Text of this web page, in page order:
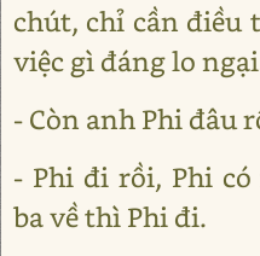
chút, chỉ cần
việc gì đáng lo
- Còn anh Phi đâu
- Phi đi rồi, Phi
ba về thì Phi đi.